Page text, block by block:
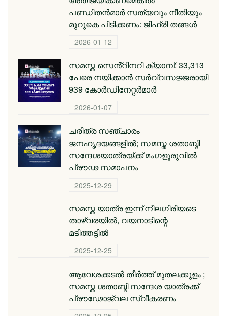
പണ്ഡിതൻമാർ സത്യവും നീതിയും
മുറുകെ പിടിക്കണം: ജിഫ്‌രി തങ്ങൾ
2026-01-12
സമസ്ത സെൻ്റിനറി ക്യാമ്പ്: 33,313
പേരെ നയിക്കാൻ സർവ്വസജ്ജരായി
939 കോർഡിനേറ്റർമാർ
2026-01-07
ചരിത്ര സഞ്ചാരം
ജനഹൃദയങ്ങളിൽ; സമസ്ത ശതാബ്ദി
സന്ദേശയാത്രയ്ക്ക് മംഗളൂരുവിൽ
പ്രൗഢ സമാപനം
2025-12-29
സമസ്ത യാത്ര ഇന്ന് നീലഗിരിയടെ
താഴ്‌വരയിൽ, വയനാടിന്റെ
മടിത്തട്ടിൽ
2025-12-25
ആവേശക്കടൽ തീർത്ത് മുതലക്കുളം ;
സമസ്ത ശതാബ്ദി സന്ദേശ യാത്രക്ക്
പ്രൗഢോജ്വല സ്വീകരണം